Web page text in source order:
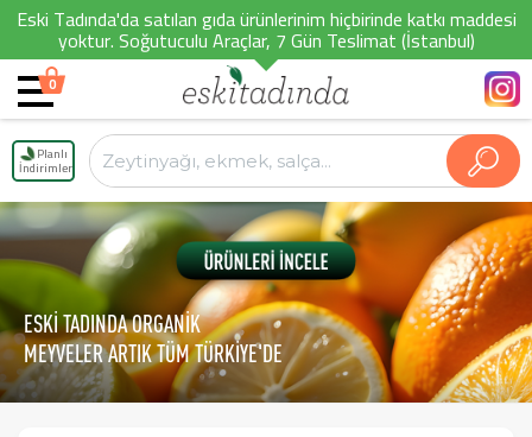
Eski Tadında'da satılan gıda ürünlerinim hiçbirinde katkı maddesi
yoktur. Soğutuculu Araçlar, 7 Gün Teslimat (İstanbul)
0
Planlı
İndirimler
ESKİ TADINDA ORGANİK
MEYVELER ARTIK TÜM TÜRKİYE'DE